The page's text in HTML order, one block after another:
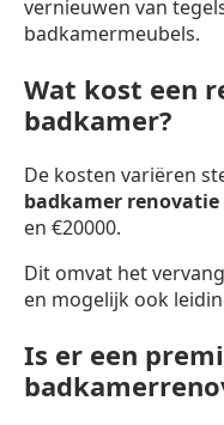
vernieuwen van
badkamermeubels.
Wat kost een
badkamer?
De kosten variëren
badkamer renovatie
en €20000.
Dit omvat het
en mogelijk ook
Is er een